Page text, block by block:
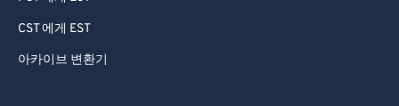
CST 에게 EST
아카이브 변환기